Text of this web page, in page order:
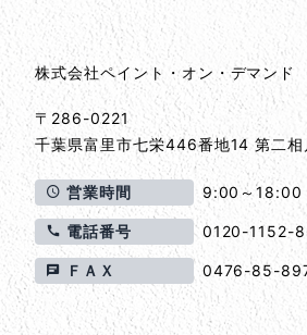
株式会社ペイント・オン・デマンド
〒286-0221
千葉県富里市七栄446番地14 第二
営業時間 9:00～18:00
電話番号 0120-1152-
ＦＡＸ 0476-85-